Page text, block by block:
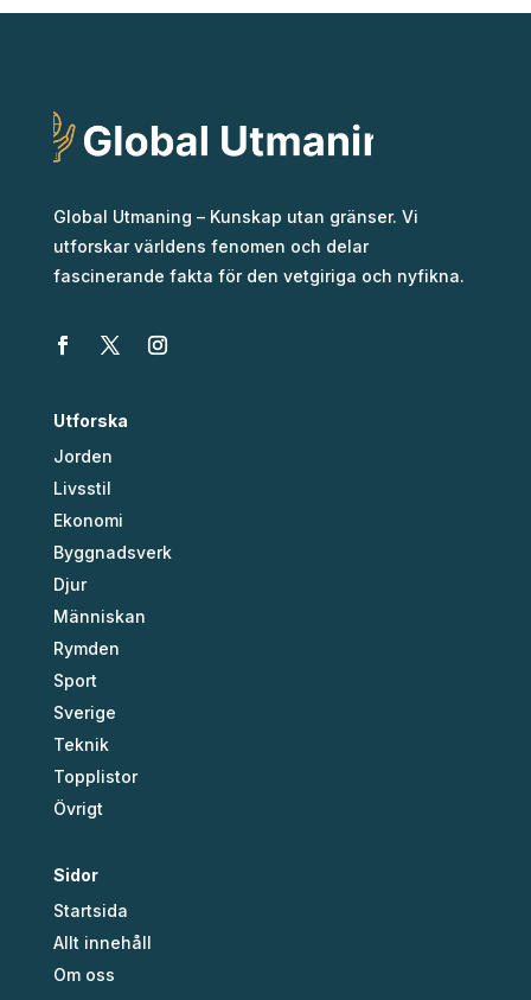
Global Utmaning – Kunskap utan gränser. Vi
utforskar världens fenomen och delar
fascinerande fakta för den vetgiriga och nyfikna.
Utforska
Jorden
Livsstil
Ekonomi
Byggnadsverk
Djur
Människan
Rymden
Sport
Sverige
Teknik
Topplistor
Övrigt
Sidor
Startsida
Allt innehåll
Om oss